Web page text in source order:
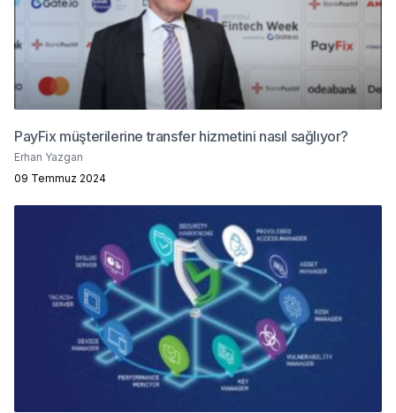
PayFix müşterilerine transfer hizmetini nasıl sağlıyor?
Erhan Yazgan
09 Temmuz 2024